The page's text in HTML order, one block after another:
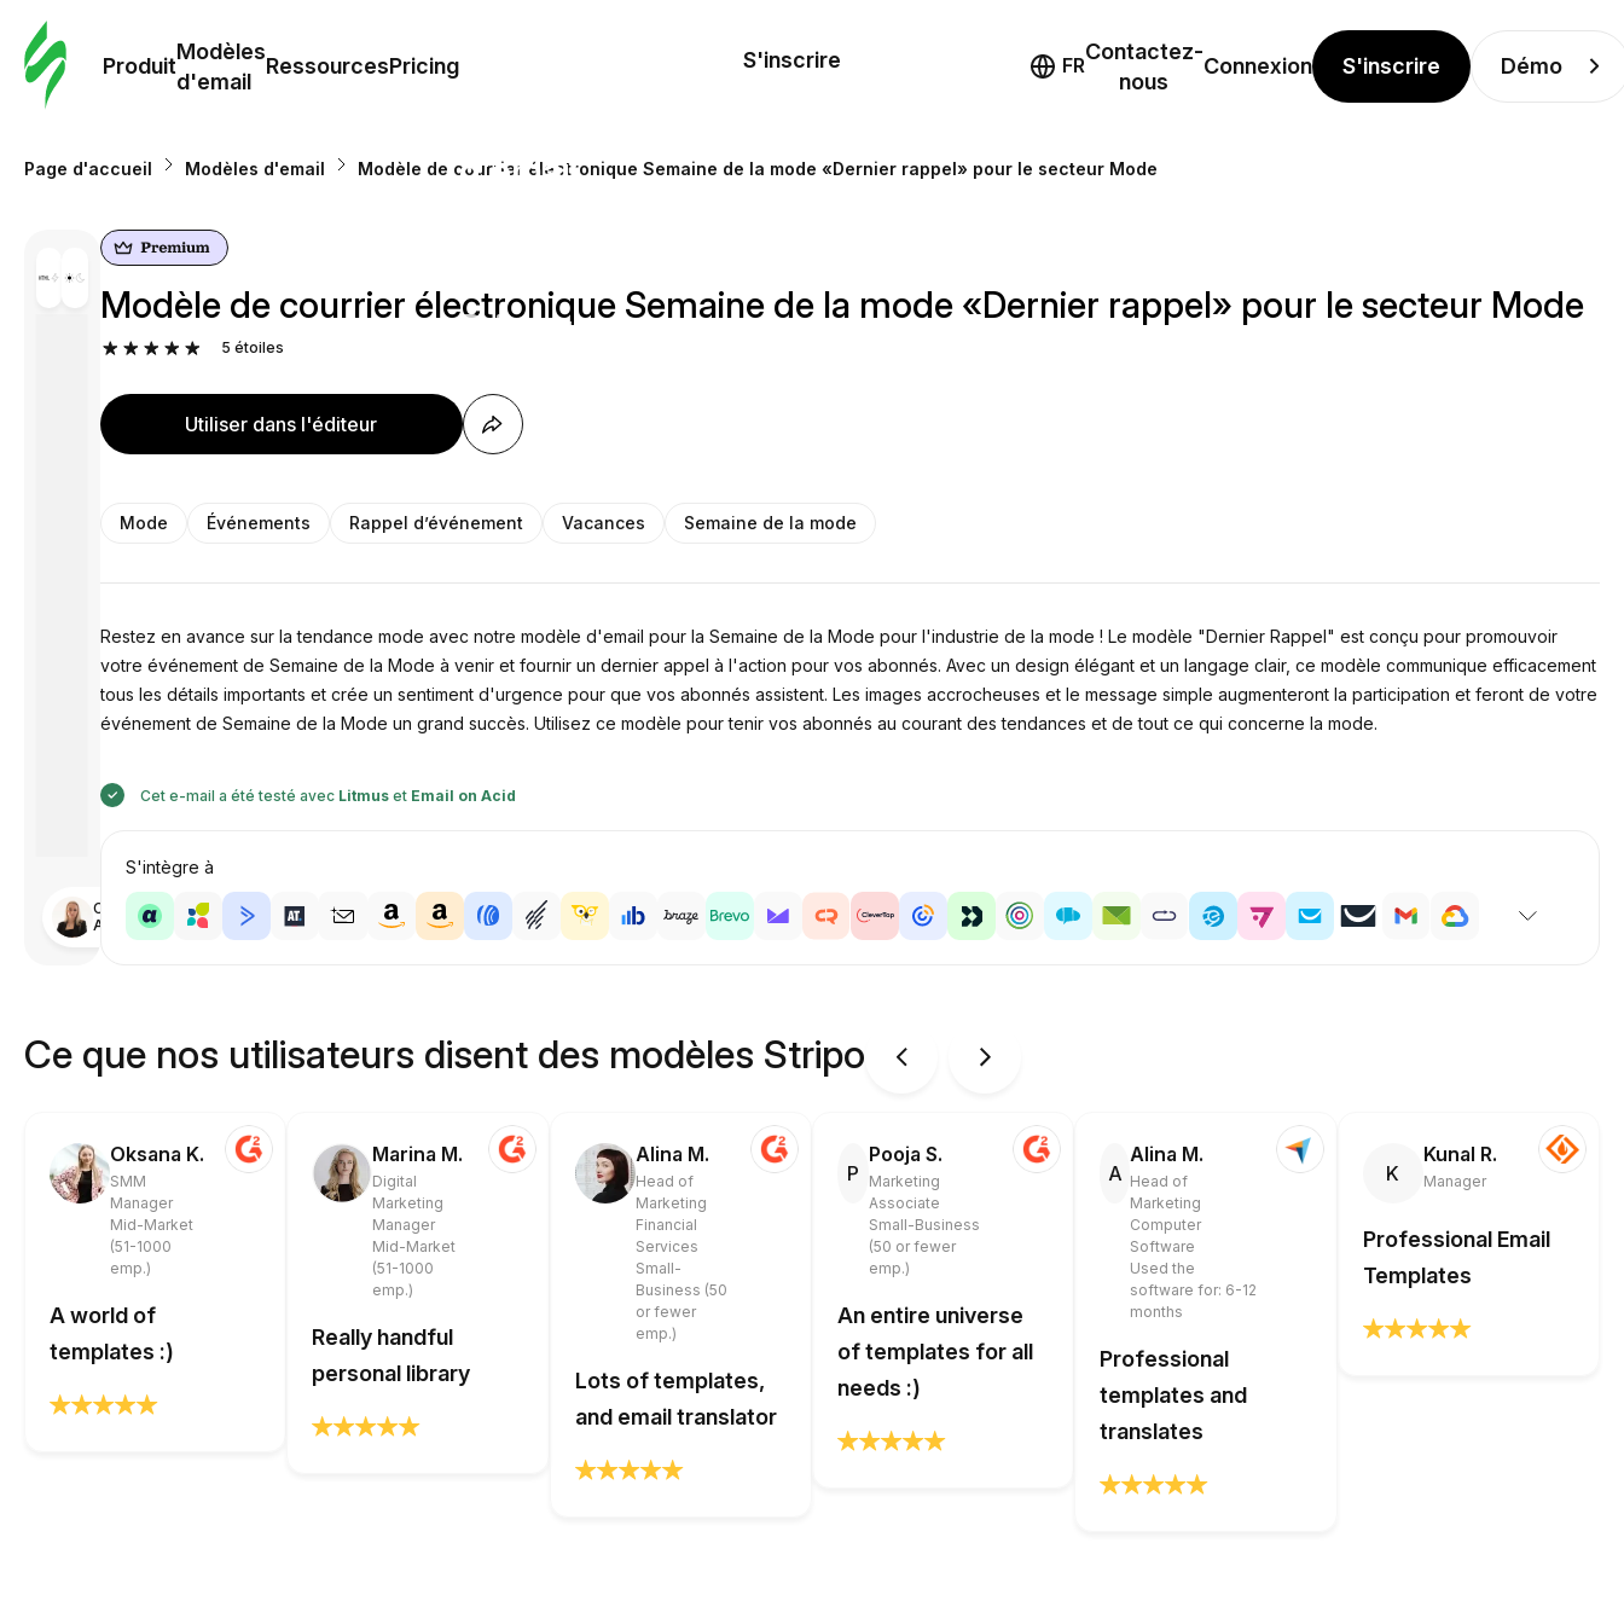
Produit
Modèles
d'email
RessourcesPricing
d'email
Pricing
S'inscrire FR
Contactez-
nous
Connexion S'inscrire Démo
Page d'accueil Modèles d'email Modèle de courrier électronique Semaine de la mode «Dernier rappel» pour le secteur Mode
Conçu par
Anastasiia
Modèle de courrier électronique Semaine de la mode «Dernier rappel» pour le secteur Mode
5 étoiles
Utiliser dans l'éditeur
Mode Événements Rappel d’événement Vacances Semaine de la mode
Restez en avance sur la tendance mode avec notre modèle d'email pour la Semaine de la Mode pour l'industrie de la mode ! Le modèle "Dernier Rappel" est conçu pour promouvoir
votre événement de Semaine de la Mode à venir et fournir un dernier appel à l'action pour vos abonnés. Avec un design élégant et un langage clair, ce modèle communique efficacement
tous les détails importants et crée un sentiment d'urgence pour que vos abonnés assistent. Les images accrocheuses et le message simple augmenteront la participation et feront de votre
événement de Semaine de la Mode un grand succès. Utilisez ce modèle pour tenir vos abonnés au courant des tendances et de tout ce qui concerne la mode.
Cet e-mail a été testé avec Litmuset Email on Acid
S'intègre à
Ce que nos utilisateurs disent des modèles Stripo
Oksana K.
SMM
Manager
Mid-Market
(51-1000
emp.)
A world of
templates :)
Marina M.
Digital
Marketing
Manager
Mid-Market
(51-1000
emp.)
Really handful
personal library
Alina M.
Head of
Marketing
Financial
Services
Small-
Business (50
or fewer
emp.)
Lots of templates,
and email translator
P
Pooja S.
Marketing
Associate
Small-Business
(50 or fewer
emp.)
An entire universe
of templates for all
needs :)
A
Alina M.
Head of
Marketing
Computer
Software
Used the
software for: 6-12
months
Professional
templates and
translates
K
Kunal R.
Manager
Professional Email
Templates